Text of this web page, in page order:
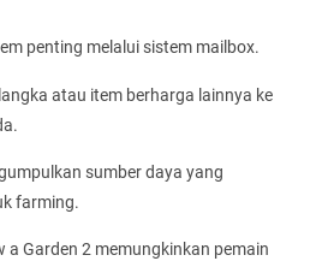
penting melalui sistem mailbox.
atau item berharga lainnya ke
sumber daya yang
farming.
a Garden 2 memungkinkan pemain